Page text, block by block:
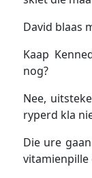
David blaas
Kaap
nog?
Nee,
ryperd kla
Die ure
vitamienpille